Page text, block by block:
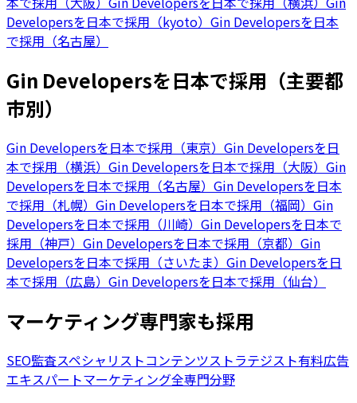
Developersを日本で採用（kyoto） Gin Developersを日本
で採用（名古屋）
Gin Developersを日本で採用（主要都
市別）
Gin Developersを日本で採用（東京） Gin Developersを日
本で採用（横浜） Gin Developersを日本で採用（大阪） Gin
Developersを日本で採用（名古屋） Gin Developersを日本
で採用（札幌） Gin Developersを日本で採用（福岡） Gin
Developersを日本で採用（川崎） Gin Developersを日本で
採用（神戸） Gin Developersを日本で採用（京都） Gin
Developersを日本で採用（さいたま） Gin Developersを日
本で採用（広島） Gin Developersを日本で採用（仙台）
マーケティング専門家も採用
SEO監査スペシャリストコンテンツストラテジスト有料広告
エキスパートマーケティング全専門分野